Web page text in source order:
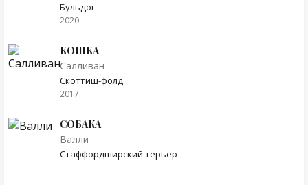
Бульдог
2020
КОШКА
Салливан
Скоттиш-фолд
2017
СОБАКА
Валли
Стаффордширский терьер